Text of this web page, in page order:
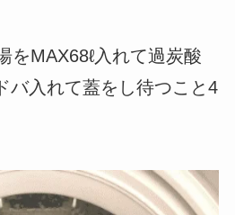
をMAX68ℓ入れて過炭酸
バ入れて蓋をし待つこと4